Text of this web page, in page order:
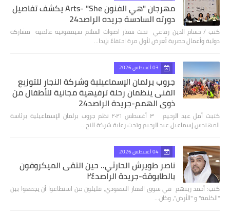
مهرجان "هي الفنون Arts- "She يكشف تفاصيل
دورته السادسة جريده الراصد24
كتب / حسام الدين رفاعي تحت شعار اصوات السلام سيمفونيه عالميه مشاركة
دولية وأعمال حصرية تُعرض لأول مرة احتفاءً بإبدا…
03 أغسطس 2026
جروب برلمان الإسماعيلية وشركة النجار للتوزيع
الفنى ينظمان رحلة ترفيهية مجانية للأطفال من
ذوي الهمم-جريدة الراصد24
كتبت أمل عبد الرحيم ٣ أغسطس ٢٠٢٦ نظم جروب برلمان الإسماعيلية برئاسة
المهندس إسماعيل عبد الرحيم وتحت رعاية شركة النج…
04 أغسطس 2026
ناصر طويرش الحارثي.. حين التقى الميكروفون
بالطابوقة-جريدة الراصد٢٤
كتب: أحمد زينهم في سوق العقار السعودي، قليلون من استطاعوا أن يجمعوا بين
"الكلمة" و "الأرض"، وكان…